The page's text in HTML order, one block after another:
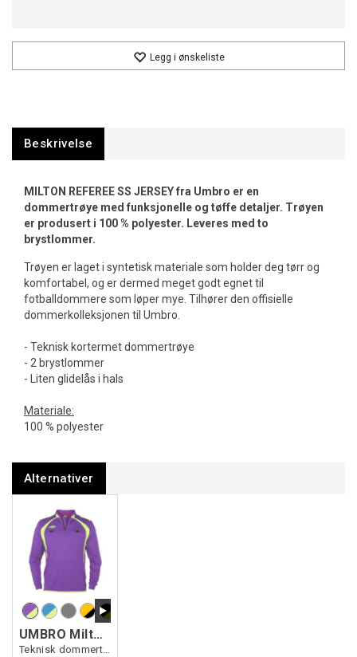
Legg i ønskeliste
Beskrivelse
MILTON REFEREE SS JERSEY fra Umbro er en
dommertrøye med funksjonelle og tøffe detaljer. Trøyen
er produsert i 100 % polyester. Leveres med to
brystlommer.
Trøyen er laget i syntetisk materiale som holder deg tørr og
komfortabel, og er dermed meget godt egnet til
fotballdommere som løper mye. Tilhører den offisielle
dommerkolleksjonen til Umbro.
- Teknisk kortermet dommertrøye
- 2 brystlommer
- Liten glidelås i hals
Materiale:
100 % polyester
Alternativer
UMBRO Milton Ref. LS Jsy
Teknisk dommertrøye